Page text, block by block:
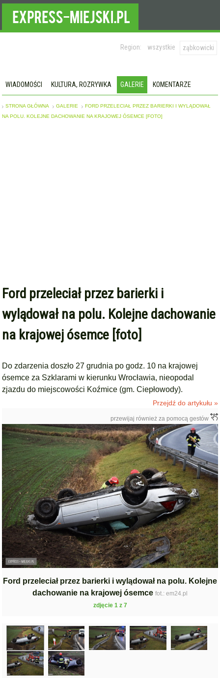
Region: wszystkie ząbkowicki
WIADOMOŚCI KULTURA, ROZRYWKA GALERIE KOMENTARZE
STRONA GŁÓWNA GALERIE
FORD PRZELECIAŁ PRZEZ BARIERKI I WYLĄDOWAŁ
NA POLU. KOLEJNE DACHOWANIE NA KRAJOWEJ ÓSEMCE [FOTO]
Ford przeleciał przez barierki i
wylądował na polu. Kolejne dachowanie
na krajowej ósemce [foto]
Do zdarzenia doszło 27 grudnia po godz. 10 na krajowej
ósemce za Szklarami w kierunku Wrocławia, nieopodal
zjazdu do miejscowości Koźmice (gm. Ciepłowody).
Przejdź do artykułu »
przewijaj również za pomocą gestów
Ford przeleciał przez barierki i wylądował na polu. Kolejne
dachowanie na krajowej ósemce fot.: em24.pl
zdjęcie 1 z 7